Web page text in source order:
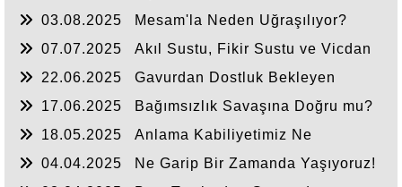
03.08.2025
Mesam'la Neden Uğraşılıyor?
07.07.2025
Akıl Sustu, Fikir Sustu ve Vicdan
22.06.2025
Gavurdan Dostluk Bekleyen
17.06.2025
Bağımsızlık Savaşına Doğru mu?
18.05.2025
Anlama Kabiliyetimiz Ne
04.04.2025
Ne Garip Bir Zamanda Yaşıyoruz!